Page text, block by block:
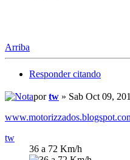
Arriba
Responder citando
portw » Sab Oct 09,
tw
36 a 72 Km/h